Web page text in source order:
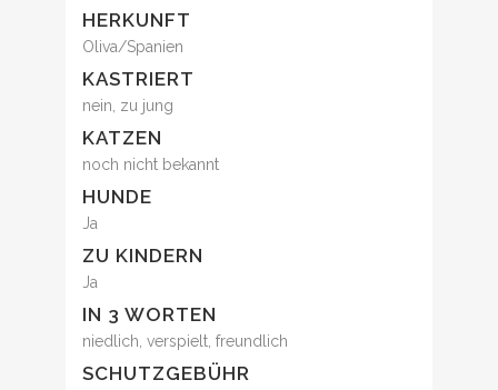
HERKUNFT
Oliva/Spanien
KASTRIERT
nein, zu jung
KATZEN
noch nicht bekannt
HUNDE
Ja
ZU KINDERN
Ja
IN 3 WORTEN
niedlich, verspielt, freundlich
SCHUTZGEBÜHR